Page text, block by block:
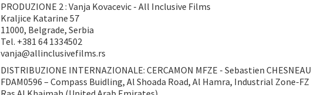
PRODUZIONE 2 : Vanja Kovacevic - All Inclusive Films
Kraljice Katarine 57
11000, Belgrade, Serbia
Tel. +381 64 1334502
vanja@allinclusivefilms.rs
DISTRIBUZIONE INTERNAZIONALE: CERCAMON MFZE - Sebastien CHESNEAU
FDAM0596 – Compass Buidling, Al Shoada Road, Al Hamra, Industrial Zone-FZ